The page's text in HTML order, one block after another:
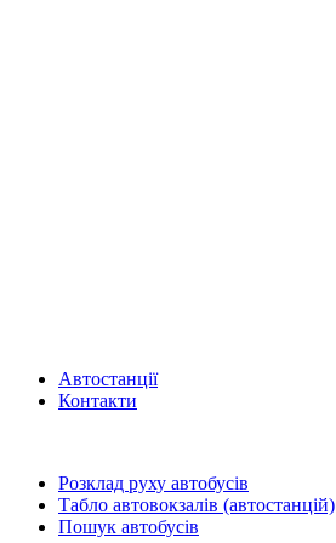
Автостанції
Контакти
Розклад руху автобусів
Табло автовокзалів (автостанцій)
Пошук автобусів